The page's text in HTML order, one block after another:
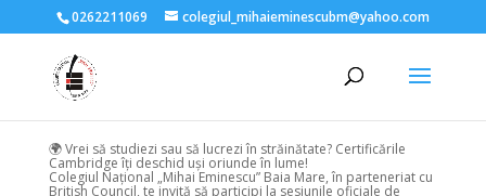
0262211069 colegiul_mihaieminescubm@yahoo.com
🌍 Vrei să studiezi sau să lucrezi în străinătate? Certificările
Cambridge îți deschid uși oriunde în lume!
Colegiul Național „Mihai Eminescu” Baia Mare, în parteneriat cu
British Council, te invită să participi la sesiunile oficiale de